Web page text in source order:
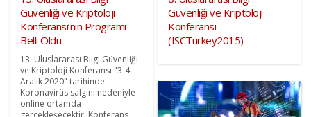
Güvenliği ve Kriptoloji
Konferansı’nın Programı
Belli Oldu
13. Uluslararası Bilgi Güvenliği
ve Kriptoloji Konferansı "3-4
Aralık 2020" tarihinde
Koronavirüs salgını nedeniyle
online ortamda
gerçekleşecektir. Konferans
Güvenliği ve Kriptoloji
Konferansı
(ISCTurkey2015)